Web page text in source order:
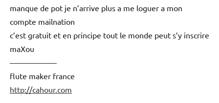
manque de pot je n’arrive plus a me loguer a mon
compte mailnation
c’est gratuit et en principe tout le monde peut s’y inscrire
maXou
——————
flute maker france
http://cahour.com